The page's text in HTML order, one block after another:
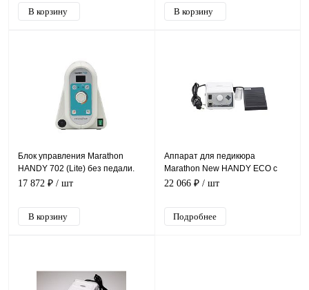
Блок управления Marathon
HANDY 702 (Lite) без педали.
17 872 ₽ / шт
Аппарат для педикюра
Marathon New HANDY ECO с
педалью FS60N
22 066 ₽ / шт
Подробнее